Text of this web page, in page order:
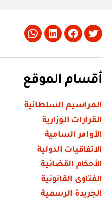
Twitter
Facebook
LinkedIn
Whatsapp
أقسام الموقع
المراسيم السلطانية
القرارات الوزارية
الأوامر السامية
الاتفاقيات الدولية
الأحكام القضائية
الفتاوى القانونية
الجريدة الرسمية